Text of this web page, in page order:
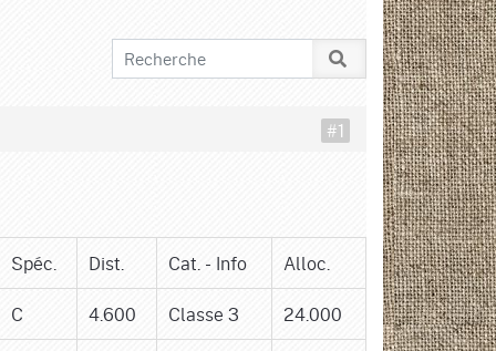
Spéc. Dist. Cat. - Info
Alloc.
C
4.600 Classe 3
24.000
#1